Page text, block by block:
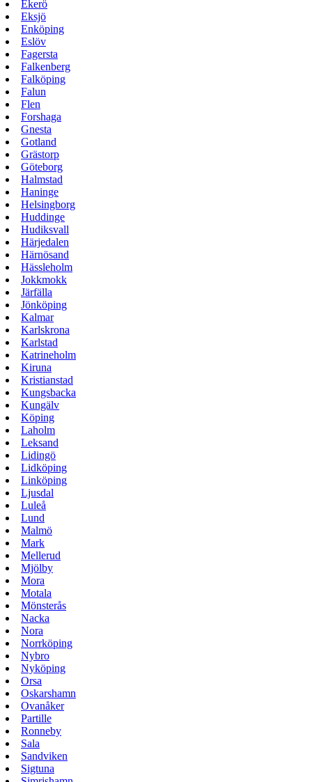
Ekerö
Eksjö
Enköping
Eslöv
Fagersta
Falkenberg
Falköping
Falun
Flen
Forshaga
Gnesta
Gotland
Grästorp
Göteborg
Halmstad
Haninge
Helsingborg
Huddinge
Hudiksvall
Härjedalen
Härnösand
Hässleholm
Jokkmokk
Järfälla
Jönköping
Kalmar
Karlskrona
Karlstad
Katrineholm
Kiruna
Kristianstad
Kungsbacka
Kungälv
Köping
Laholm
Leksand
Lidingö
Lidköping
Linköping
Ljusdal
Luleå
Lund
Malmö
Mark
Mellerud
Mjölby
Mora
Motala
Mönsterås
Nacka
Nora
Norrköping
Nybro
Nyköping
Orsa
Oskarshamn
Ovanåker
Partille
Ronneby
Sala
Sandviken
Sigtuna